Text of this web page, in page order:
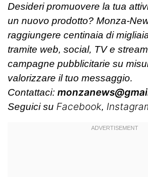
Desideri promuovere la tua
un nuovo prodotto? Monza-
raggiungere centinaia di
tramite web, social, TV e
campagne pubblicitarie su
valorizzare il tuo messaggio.
Contattaci:
Seguici su Facebook,